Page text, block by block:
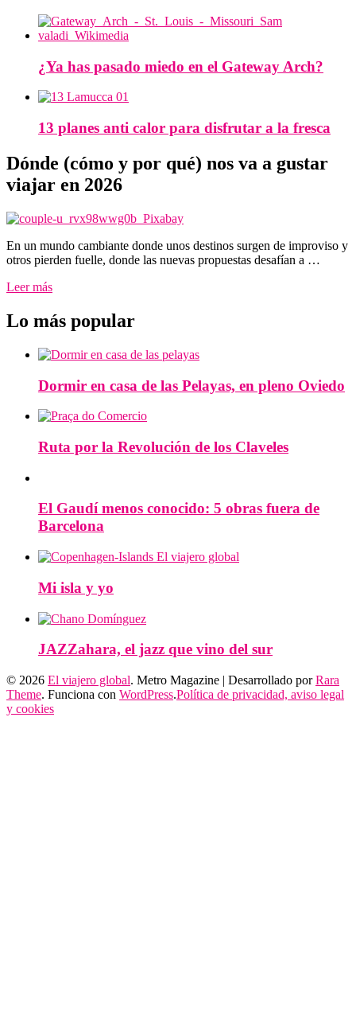
¿Ya has pasado miedo en el Gateway Arch?
13 planes anti calor para disfrutar a la fresca
Dónde (cómo y por qué) nos va a gustar
viajar en 2026
En un mundo cambiante donde unos destinos surgen de improviso y
otros pierden fuelle, donde las nuevas propuestas desafían a …
Leer más
Lo más popular
Dormir en casa de las Pelayas, en pleno Oviedo
Ruta por la Revolución de los Claveles
El Gaudí menos conocido: 5 obras fuera de
Barcelona
Mi isla y yo
JAZZahara, el jazz que vino del sur
© 2026 El viajero global. Metro Magazine | Desarrollado porRara
Theme. Funciona con WordPress.Política de privacidad, aviso legal
y cookies